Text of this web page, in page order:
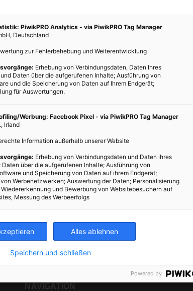
NAVIGATION
PiwikPRO Analytics - via PiwikPRO Tag Manager
Deutschland
zur Fehlerbehebung und Weiterentwicklung
Erhebung von Verbindungsdaten, Daten Ihres
Daten über die aufgerufenen Inhalte; Ausführung von
und die Speicherung von Daten auf Ihrem Endgerät;
für Auswertungen.
Werbung: Facebook Pixel - via PiwikPRO Tag Manager
Irland
Information außerhalb unserer Website
Erhebung von Verbindungsdaten und Daten ihres
Daten über die aufgerufenen Inhalte; Ausführung von
und Speicherung von Daten auf ihrem Endgerät;
Werbenetzwerken; Auswertung der Daten; Personalisierung
und Bewerbung von Websitebesuchern auf
Messung des Werbeerfolgs
Alles ablehnen
Speichern und schließen
Powered by